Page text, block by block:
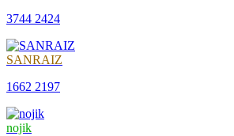
3744 2424
SANRAIZ
1662 2197
nojik